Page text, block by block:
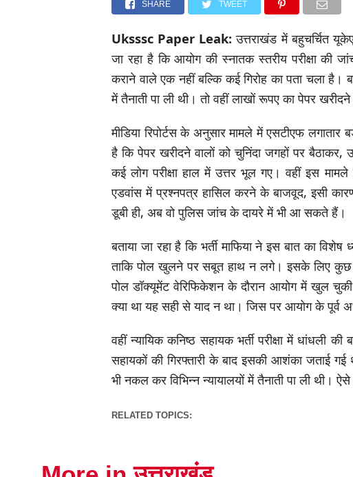
SHARE TWEET
Uksssc Paper Leak: उत्तराखंड में बहुचर्चित
जा रहा है कि आयोग की स्नातक स्तरीय परीक्षा
कराने वाले एक नहीं बल्कि कई गिरोह का पता चला है।
में तैनाती पा ली थी। तो वहीं लाखों रूपए का पेपर
मीडिया रिपोर्टस के अनुसार मामले में एसटीएफ
है कि पेपर खरीदने वालों को चुनिंदा जगहों पर
कई लोग परीक्षा हाल में उत्तर भूल गए। वहीं इस
एडवांस में प्रश्नपत्र हासिल करने के बाजवूद, इसी
डूबी ही, अब वो पुलिस जांच के दायरे में भी आ सकते हैं।
बताया जा रहा है कि भर्ती माफिया ने इस बात का
ताकि पोल खुलने पर सबूत हाथ न लगे। इसके लिए
पोल डॉक्यूमेंट वेरिफिकेशन के दौरान आयोग में खुल
क्या था यह सही से याद न था। जिस पर आयोग के पूर्व
वहीं न्यायिक कनिष्ठ सहायक भर्ती परीक्षा में
सहायकों की गिरफ्तारी के बाद इसकी आशंका जताई
भी नकल कर विभिन्न न्यायालयों में तैनाती पा ली थी।
RELATED TOPICS: